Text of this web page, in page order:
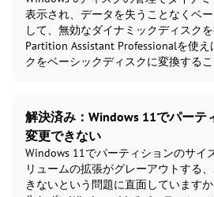
表示され、データを失うことなくベ
して、無効なダイナミックディスク
Partition Assistant Professionalを使
クをベーシックディスクに変換するこ
解決済み：Windows 11でパーテ
変更できない
Windows 11でパーティションのサイ
リュームの拡張がグレーアウトする
きないという問題に直面しています